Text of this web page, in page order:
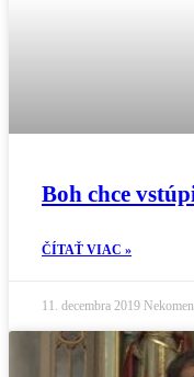
Boh chce
ČÍTAŤ VIAC »
11. decembra 2019